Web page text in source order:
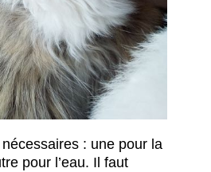
: une pour la
pour l’eau. Il faut